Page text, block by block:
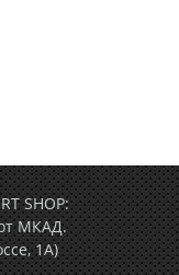
SHOP:
МКАД.
1А)